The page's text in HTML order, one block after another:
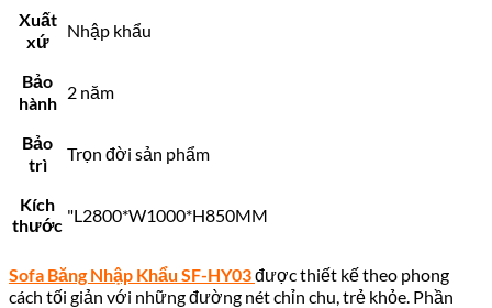
Xuất
xứ
Nhập khẩu
Bảo
hành
2 năm
Bảo
trì
Trọn đời sản phẩm
Kích
thước "L2800*W1000*H850MM
Sofa Băng Nhập Khẩu SF-HY03được thiết kế theo phong
cách tối giản với những đường nét chỉn chu, trẻ khỏe. Phần